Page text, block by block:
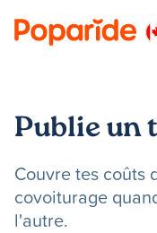
Publie un
Couvre tes coûts
covoiturage
l'autre.